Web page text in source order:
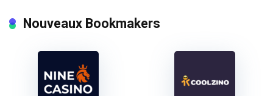
Nouveaux Bookmakers